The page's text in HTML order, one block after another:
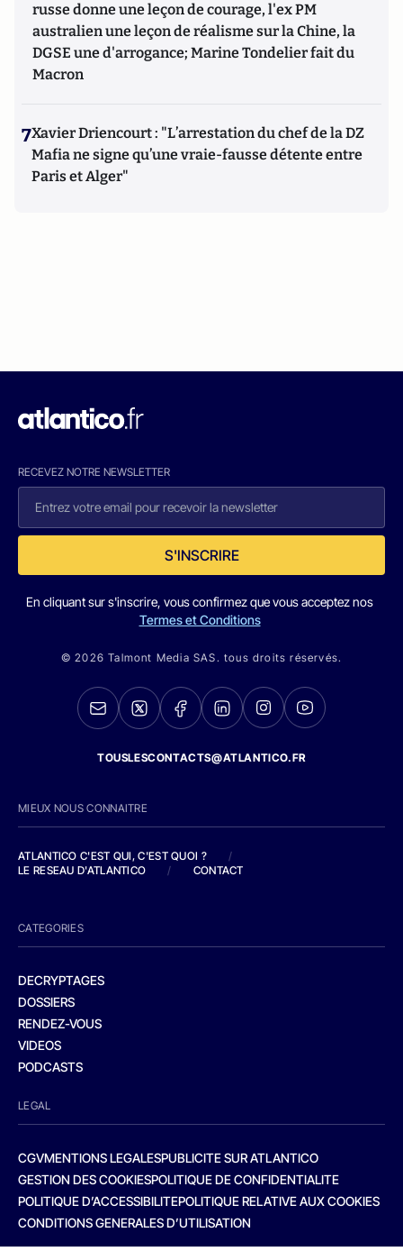
russe donne une leçon de courage, l'ex PM
australien une leçon de réalisme sur la Chine, la
DGSE une d'arrogance; Marine Tondelier fait du
Macron
7Xavier Driencourt : "L’arrestation du chef de la DZ
Mafia ne signe qu’une vraie-fausse détente entre
Paris et Alger"
RECEVEZ NOTRE NEWSLETTER
S'INSCRIRE
En cliquant sur s'inscrire, vous confirmez que vous acceptez nos
Termes et Conditions
© 2026 Talmont Media SAS. tous droits réservés.
TOUSLESCONTACTS@ATLANTICO.FR
MIEUX NOUS CONNAITRE
ATLANTICO C'EST QUI, C'EST QUOI ?
/
LE RESEAU D'ATLANTICO
/ CONTACT
CATEGORIES
DECRYPTAGES
DOSSIERS
RENDEZ-VOUS
VIDEOS
PODCASTS
LEGAL
CGVMENTIONS LEGALESPUBLICITE SUR ATLANTICO
GESTION DES COOKIESPOLITIQUE DE CONFIDENTIALITE
POLITIQUE D’ACCESSIBILITEPOLITIQUE RELATIVE AUX COOKIES
CONDITIONS GENERALES D’UTILISATION